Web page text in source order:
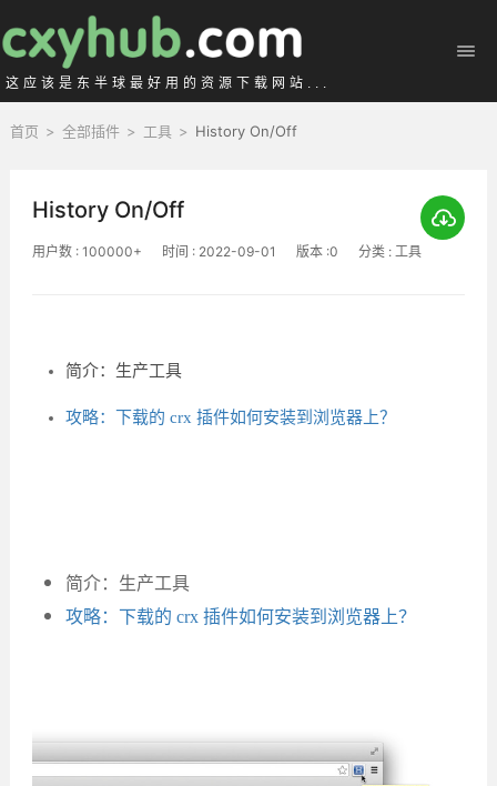
这应该是东半球最好用的资源下载网站...
首页 > 全部插件 > 工具 > History On/Off
History On/Off
用户数 : 100000+ 时间 : 2022-09-01 版本 :0 分类 : 工具
简介：生产工具
攻略：下载的 crx 插件如何安装到浏览器上？
简介：生产工具
攻略：下载的 crx 插件如何安装到浏览器上？